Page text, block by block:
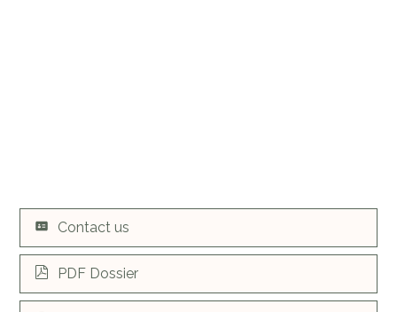
Contact us
PDF Dossier